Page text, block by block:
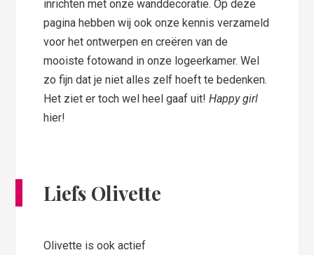
inrichten met onze wanddecoratie. Op deze
pagina hebben wij ook onze kennis verzameld
voor het ontwerpen en creëren van de
mooiste fotowand in onze logeerkamer. Wel
zo fijn dat je niet alles zelf hoeft te bedenken.
Het ziet er toch wel heel gaaf uit!Happy girl
hier!
Liefs Olivette
Olivette is ook actief